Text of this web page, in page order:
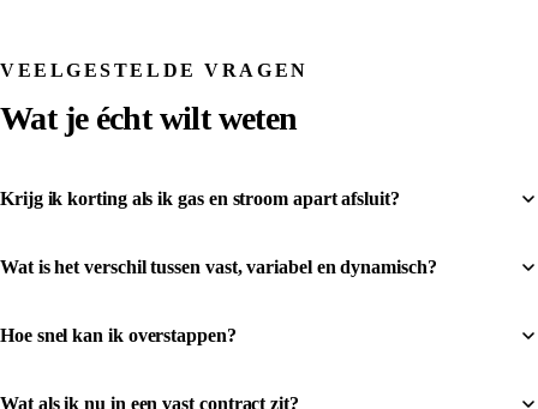
VEELGESTELDE VRAGEN
Wat je écht wilt weten
Krijg ik korting als ik gas en stroom apart afsluit?
Wat is het verschil tussen vast, variabel en dynamisch?
Hoe snel kan ik overstappen?
Wat als ik nu in een vast contract zit?